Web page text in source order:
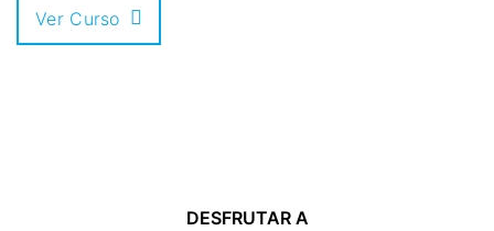
Ver Curso
DESFRUTAR A